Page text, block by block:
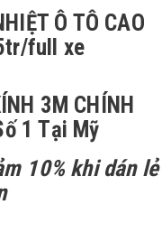
Ô TÔ CAO
full xe
3M CHÍNH
1 Tại Mỹ
10% khi dán lẻ